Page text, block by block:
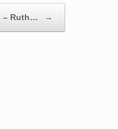
– Ruth… →